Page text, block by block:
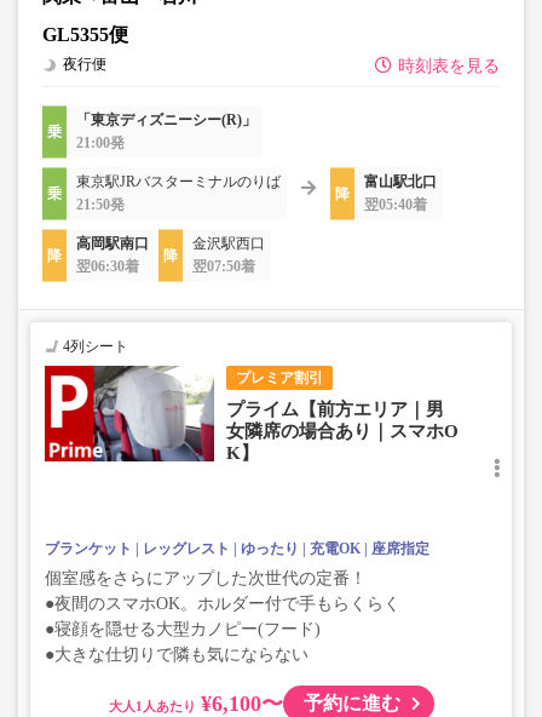
GL5355便
時刻表を見る
夜行便
「東京ディズニーシー(R)」
21:00発
東京駅JRバスターミナルのりば
21:50発
富山駅北口
翌05:40着
高岡駅南口
翌06:30着
金沢駅西口
翌07:50着
プレミア割引
4列シート
プライム【前方エリア｜男
女隣席の場合あり｜スマホO
K】
ブランケット レッグレスト ゆったり 充電OK 座席指定
個室感をさらにアップした次世代の定番！
●夜間のスマホOK。ホルダー付で手もらくらく
●寝顔を隠せる大型カノピー(フード)
●大きな仕切りで隣も気にならない
大人 ¥6,100〜 予約に進む